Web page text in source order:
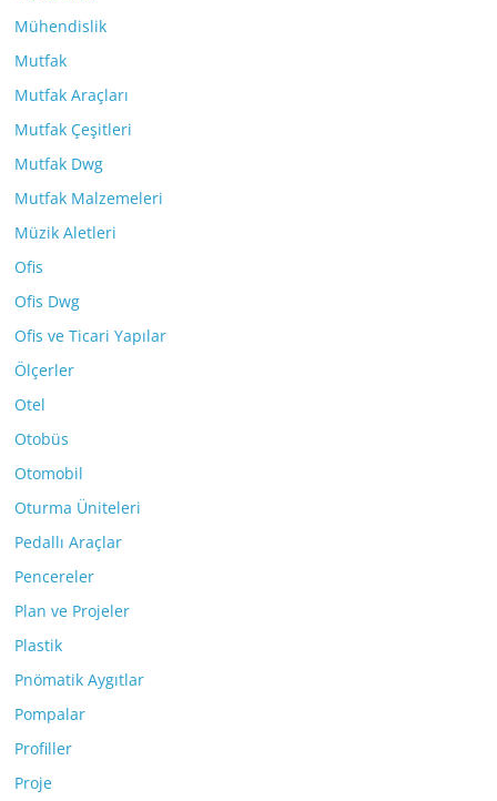
Mühendislik
Mutfak
Mutfak Araçları
Mutfak Çeşitleri
Mutfak Dwg
Mutfak Malzemeleri
Müzik Aletleri
Ofis
Ofis Dwg
Ofis ve Ticari Yapılar
Ölçerler
Otel
Otobüs
Otomobil
Oturma Üniteleri
Pedallı Araçlar
Pencereler
Plan ve Projeler
Plastik
Pnömatik Aygıtlar
Pompalar
Profiller
Proje